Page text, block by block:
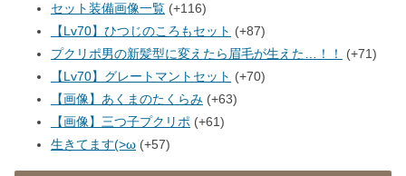
セット装備画像一覧 +116
【Lv70】ひつじのころもセット
+87
プクリポ男の新髪型に変えたら眉毛が生えた…！！
+71
【Lv70】グレートマントセット
+70
【画像】あくまのたくらみ +63
【画像】三つ子プクリポ
+61
生きてます(>ω +57